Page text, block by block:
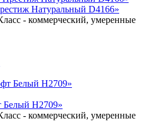
Натуральный D4166»
- коммерческий, умеренные
Белый H2709»
- коммерческий, умеренные